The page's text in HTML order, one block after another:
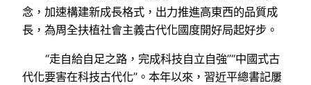
念，加速構建新成長格式，出力推進高東西的品質成
長，為周全扶植社會主義古代化國度開好局起好步。
“走自給自足之路，完成科技自立自強”“中國式古
代化要害在科技古代化”。本年以來，習近平總書記屢